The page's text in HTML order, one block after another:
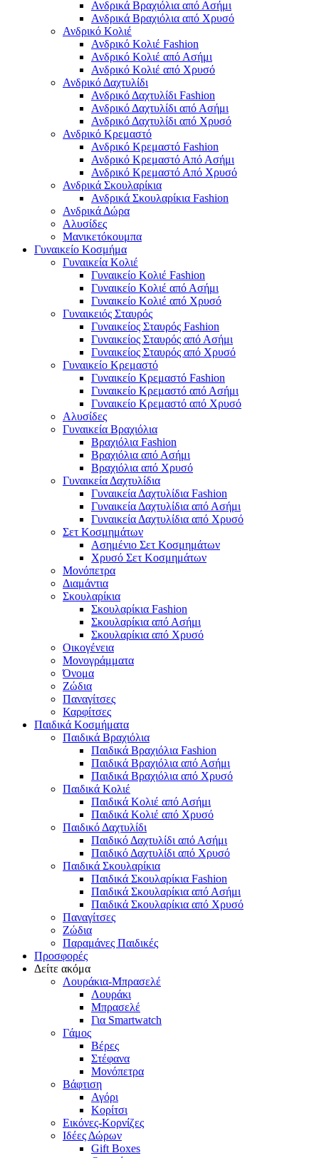
Ανδρικά Βραχιόλια από Ασήμι
Ανδρικά Βραχιόλια από Χρυσό
Ανδρικό Κολιέ
Ανδρικό Κολιέ Fashion
Ανδρικό Κολιέ από Ασήμι
Ανδρικό Κολιέ από Χρυσό
Ανδρικό Δαχτυλίδι
Ανδρικό Δαχτυλίδι Fashion
Ανδρικό Δαχτυλίδι από Ασήμι
Ανδρικό Δαχτυλίδι από Χρυσό
Ανδρικό Κρεμαστό
Ανδρικό Κρεμαστό Fashion
Ανδρικό Κρεμαστό Από Ασήμι
Ανδρικό Κρεμαστό Από Χρυσό
Ανδρικά Σκουλαρίκια
Ανδρικά Σκουλαρίκια Fashion
Ανδρικά Δώρα
Αλυσίδες
Μανικετόκουμπα
Γυναικείο Κοσμήμα
Γυναικεία Κολιέ
Γυναικείο Κολιέ Fashion
Γυναικείο Κολιέ από Ασήμι
Γυναικείο Κολιέ από Χρυσό
Γυναικειός Σταυρός
Γυναικείος Σταυρός Fashion
Γυναικείος Σταυρός από Ασήμι
Γυναικείος Σταυρός από Χρυσό
Γυναικείο Κρεμαστό
Γυναικείο Κρεμαστό Fashion
Γυναικείο Κρεμαστό από Ασήμι
Γυναικείο Κρεμαστό από Χρυσό
Αλυσίδες
Γυναικεία Βραχιόλια
Βραχιόλια Fashion
Βραχιόλια από Ασήμι
Βραχιόλια από Χρυσό
Γυναικεία Δαχτυλίδια
Γυναικεία Δαχτυλίδια Fashion
Γυναικεία Δαχτυλίδια από Ασήμι
Γυναικεία Δαχτυλίδια από Χρυσό
Σετ Κοσμημάτων
Ασημένιο Σετ Κοσμημάτων
Χρυσό Σετ Κοσμημάτων
Μονόπετρα
Διαμάντια
Σκουλαρίκια
Σκουλαρίκια Fashion
Σκουλαρίκια από Ασήμι
Σκουλαρίκια από Χρυσό
Οικογένεια
Μονογράμματα
Όνομα
Ζώδια
Παναγίτσες
Καρφίτσες
Παιδικά Κοσμήματα
Παιδικά Βραχιόλια
Παιδικά Βραχιόλια Fashion
Παιδικά Βραχιόλια από Ασήμι
Παιδικά Βραχιόλια από Χρυσό
Παιδικά Κολιέ
Παιδικά Κολιέ από Ασήμι
Παιδικά Κολιέ από Χρυσό
Παιδικό Δαχτυλίδι
Παιδικό Δαχτυλίδι από Ασήμι
Παιδικό Δαχτυλίδι από Χρυσό
Παιδικά Σκουλαρίκια
Παιδικά Σκουλαρίκια Fashion
Παιδικά Σκουλαρίκια από Ασήμι
Παιδικά Σκουλαρίκια από Χρυσό
Παναγίτσες
Ζώδια
Παραμάνες Παιδικές
Προσφορές
Δείτε ακόμα
Λουράκια-Μπρασελέ
Λουράκι
Μπρασελέ
Για Smartwatch
Γάμος
Βέρες
Στέφανα
Μονόπετρα
Βάφτιση
Αγόρι
Κορίτσι
Εικόνες-Κορνίζες
Ιδέες Δώρων
Gift Boxes